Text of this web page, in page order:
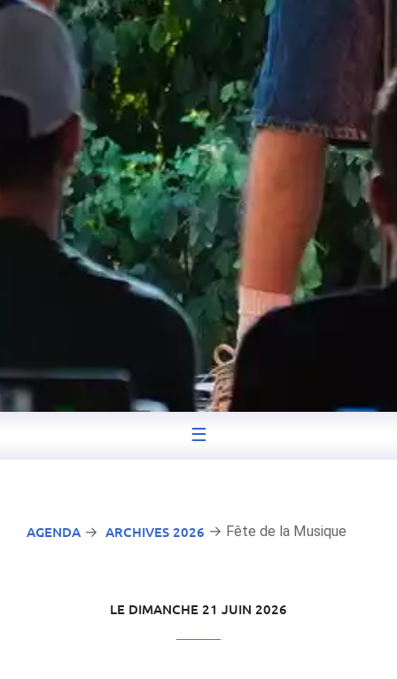
☰
AGENDA → ARCHIVES 2026 → Fête de la Musique
LE DIMANCHE 21 JUIN 2026